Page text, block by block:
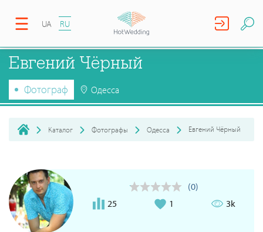
UA RU
Евгений Чёрный
Фотограф Одесса
Каталог Фотографы Одесса Евгений Чёрный
(0)
25
1 3k